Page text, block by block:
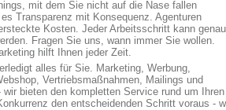
mit dem Sie nicht auf die Nase fallen
Transparenz mit Konsequenz. Agenturen
Kosten. Jeder Arbeitsschritt kann genau
Fragen Sie uns, wann immer Sie wollen.
hilft Ihnen jeder Zeit.
alles für Sie. Marketing, Werbung,
Vertriebsmaßnahmen, Mailings und
bieten den kompletten Service rund um Ihren
den entscheidenden Schritt voraus -